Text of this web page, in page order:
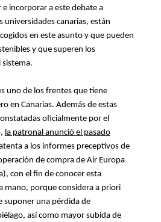
e incorporar a este debate a
universidades canarias, están
en este asunto y que pueden
y que superen los
sistema.
uno de los frentes que tiene
en Canarias. Además de estas
oficialmente por el
la patronal anunció el pasado
a los informes preceptivos de
de compra de Air Europa
con el fin de conocer esta
mano, porque considera a priori
suponer una pérdida de
así como mayor subida de